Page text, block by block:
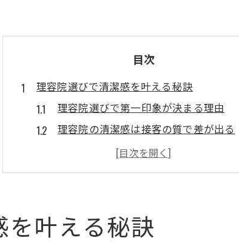
目次
理容院選びで清潔感を叶える秘訣
理容院選びで第一印象が決まる理由
理容院の清潔感は接客の質で差が出る
理容院で身だしなみを整えるための工夫
理容院技術が印象を左右するポイント
広島県江田島市の理容院技術を徹底解説
理容院のカット技術が清潔感を生む理由
叶える秘訣